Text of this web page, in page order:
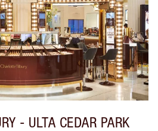
- ULTA CEDAR PARK